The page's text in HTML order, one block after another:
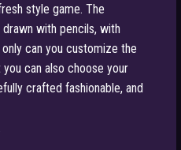
style game. The
with pencils, with
can you customize the
can also choose your
crafted fashionable, and